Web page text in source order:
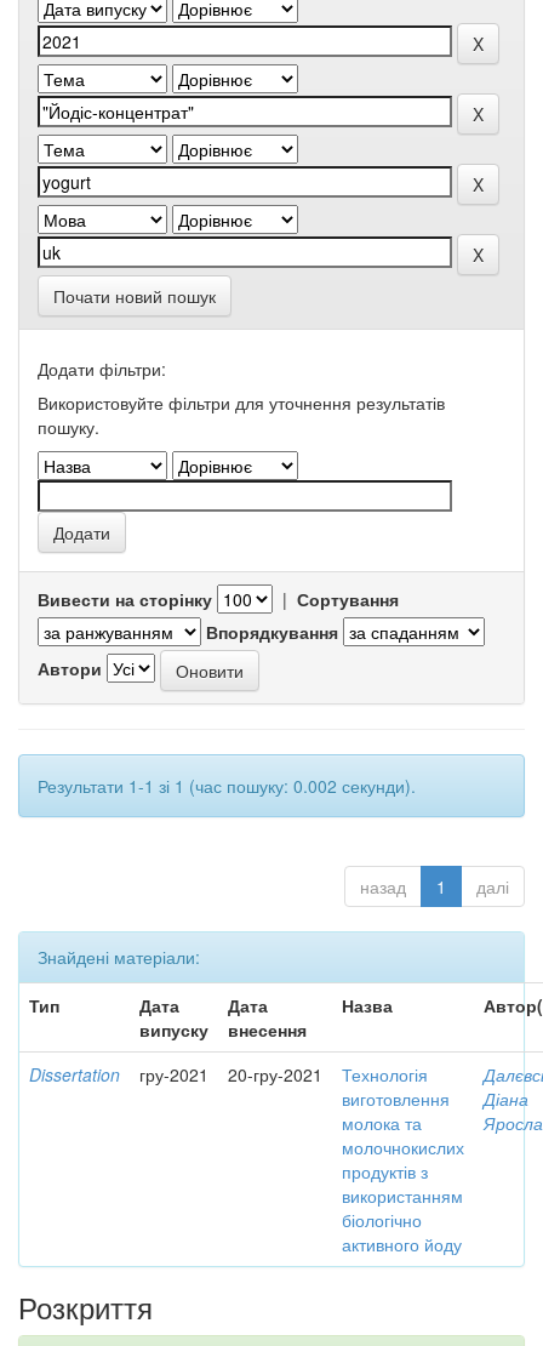
Почати новий пошук
Додати фільтри:
Використовуйте фільтри для уточнення результатів
пошуку.
Вивести на сторінку | Сортування
Впорядкування
Автори
Результати 1-1 зі 1 (час пошуку: 0.002 секунди).
назад 1 далі
Знайдені матеріали:
Тип
Дата
випуску
Дата
внесення
Назва
Dissertation гру-2021 20-гру-2021
Технологія
виготовлення
молока та
молочнокислих
продуктів з
використанням
біологічно
активного йоду
Діана
Розкриття